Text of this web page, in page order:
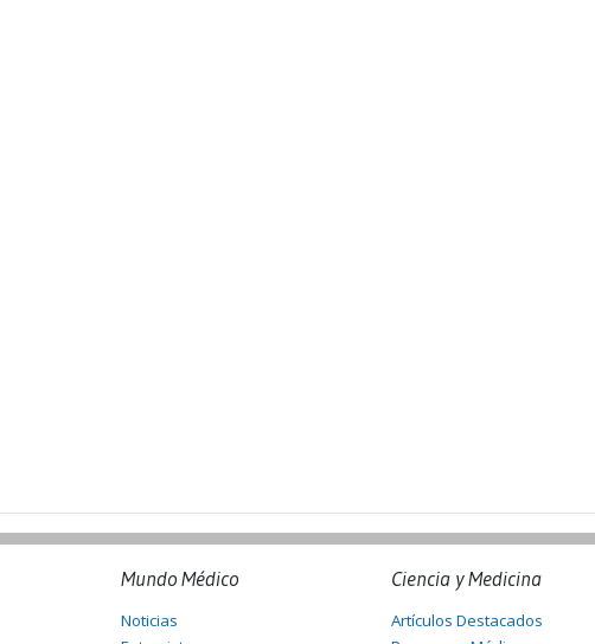
Mundo Médico
Noticias
Ciencia y Medicina
Artículos Destacados